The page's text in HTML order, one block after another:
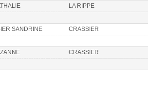
LA RIPPE
SANDRINE CRASSIER
CRASSIER